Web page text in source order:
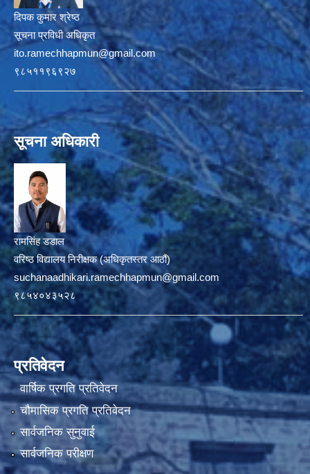
दिपक कुमार श्रेष्ठ
सूचना प्रविधी अधिकृत
ito.ramechhapmun@gmail.com
९८५११९६९२७
सूचना अधिकारी
रामसिंह डडाल
वरिष्ठ विद्यालय निरीक्षक (अधिकृतस्तर आठौं)
suchanaadhikari.ramechhapmun@gmail.com
९८५४०४३५२८
प्रतिवेदन
वार्षिक प्रगति प्रतिवेदन
चौमासिक प्रगति प्रतिवेदन
सार्वजनिक सुनुवाई
सार्वजनिक परीक्षण